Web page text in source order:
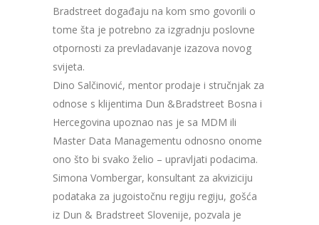
Bradstreet događaju na kom smo govorili o
tome šta je potrebno za izgradnju poslovne
otpornosti za prevladavanje izazova novog
svijeta.
Dino Salčinović, mentor prodaje i stručnjak za
odnose s klijentima Dun &Bradstreet Bosna i
Hercegovina upoznao nas je sa MDM ili
Master Data Managementu odnosno onome
ono što bi svako želio – upravljati podacima.
Simona Vombergar, konsultant za akviziciju
podataka za jugoistočnu regiju regiju, gošća
iz Dun & Bradstreet Slovenije, pozvala je